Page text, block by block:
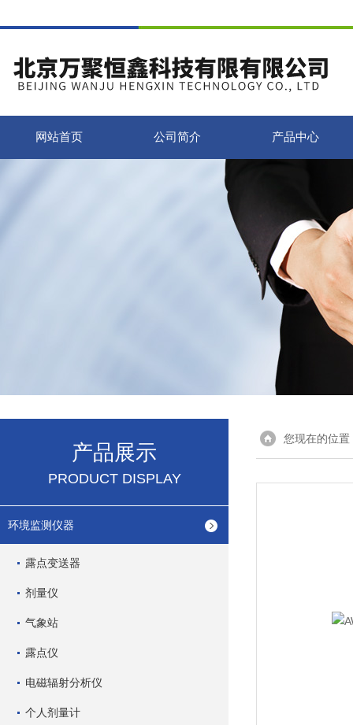
网站首页 公司简介 产品中心
产品展示
PRODUCT DISPLAY
环境监测仪器
露点变送器
剂量仪
气象站
露点仪
电磁辐射分析仪
个人剂量计
您现在的位置